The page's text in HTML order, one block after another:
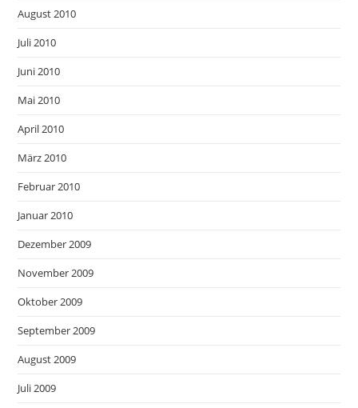
August 2010
Juli 2010
Juni 2010
Mai 2010
April 2010
März 2010
Februar 2010
Januar 2010
Dezember 2009
November 2009
Oktober 2009
September 2009
August 2009
Juli 2009